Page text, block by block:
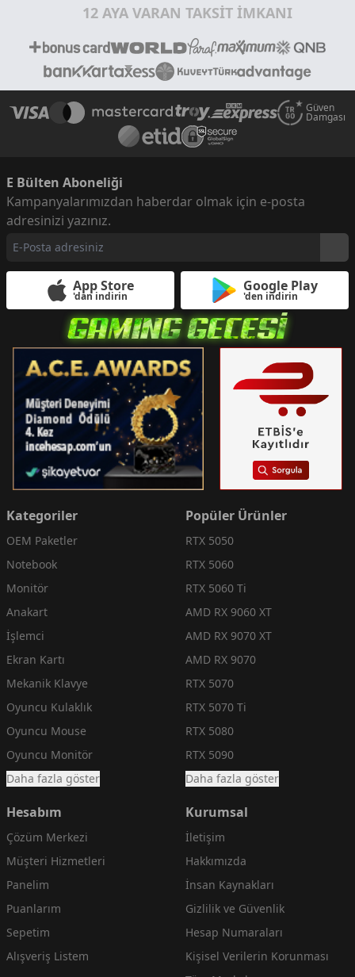
12 AYA VARAN TAKSİT İMKANI
Güven
Damgası
E Bülten Aboneliği
Kampanyalarımızdan haberdar olmak için e-posta
adresinizi yazınız.
App Store
'dan indirin
Google Play
'den indirin
Kategoriler
OEM Paketler
Notebook
Monitör
Anakart
İşlemci
Ekran Kartı
Mekanik Klavye
Oyuncu Kulaklık
Oyuncu Mouse
Oyuncu Monitör
Daha fazla göster
Popüler Ürünler
RTX 5050
RTX 5060
RTX 5060 Ti
AMD RX 9060 XT
AMD RX 9070 XT
AMD RX 9070
RTX 5070
RTX 5070 Ti
RTX 5080
RTX 5090
Daha fazla göster
Hesabım
Çözüm Merkezi
Müşteri Hizmetleri
Panelim
Puanlarım
Sepetim
Alışveriş Listem
Kurumsal
İletişim
Hakkımızda
İnsan Kaynakları
Gizlilik ve Güvenlik
Hesap Numaraları
Kişisel Verilerin Korunması